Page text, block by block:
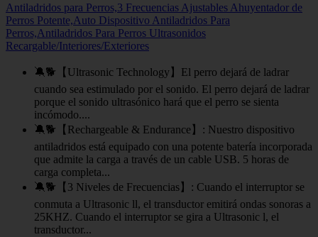
Antiladridos para Perros,3 Frecuencias Ajustables Ahuyentador de
Perros Potente,Auto Dispositivo Antiladridos Para
Perros,Antiladridos Para Perros Ultrasonidos
Recargable/Interiores/Exteriores
🔕🐕【Ultrasonic Technology】El perro dejará de ladrar
cuando sea estimulado por el sonido. El perro dejará de ladrar
porque el sonido ultrasónico hará que el perro se sienta
incómodo....
🔕🐕【Rechargeable & Endurance】: Nuestro dispositivo
antiladridos está equipado con una potente batería incorporada
que admite la carga a través de un cable USB. 5 horas de
carga completa...
🔕🐕【3 Niveles de Frecuencias】: Cuando el interruptor se
conmuta a Ultrasonic ll, el transductor emitirá ondas sonoras a
25KHZ. Cuando el interruptor se gira a Ultrasonic l, el
transductor...